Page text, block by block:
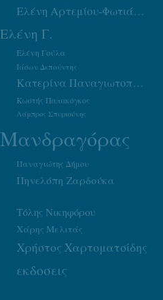
Ελένη Αρτεμίου-Φωτιάδου
Ελένη Γ.
Ελένη Γούλα
Ιάσων Δεπούντης
Κατερίνα Παναγιωτοπούλου
Κωστής Παπακόγκος
Λάμπρος Σπυριούνης
Μανδραγόρας
Παναγιώτης Δήμου
Πηνελόπη Ζαρδούκα
Τόλης Νικηφόρου
Χάρης Μελιτάς
Χρήστος Χαρτοματσίδης
εκδοσεις